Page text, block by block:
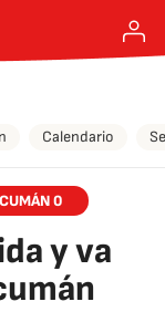
Calendario
0
y va